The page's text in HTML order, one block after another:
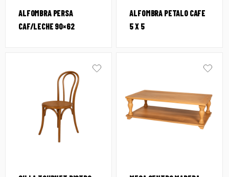
ALFOMBRA PERSA
CAF/LECHE 90×62
ALFOMBRA PETALO CAFE
5 X 5